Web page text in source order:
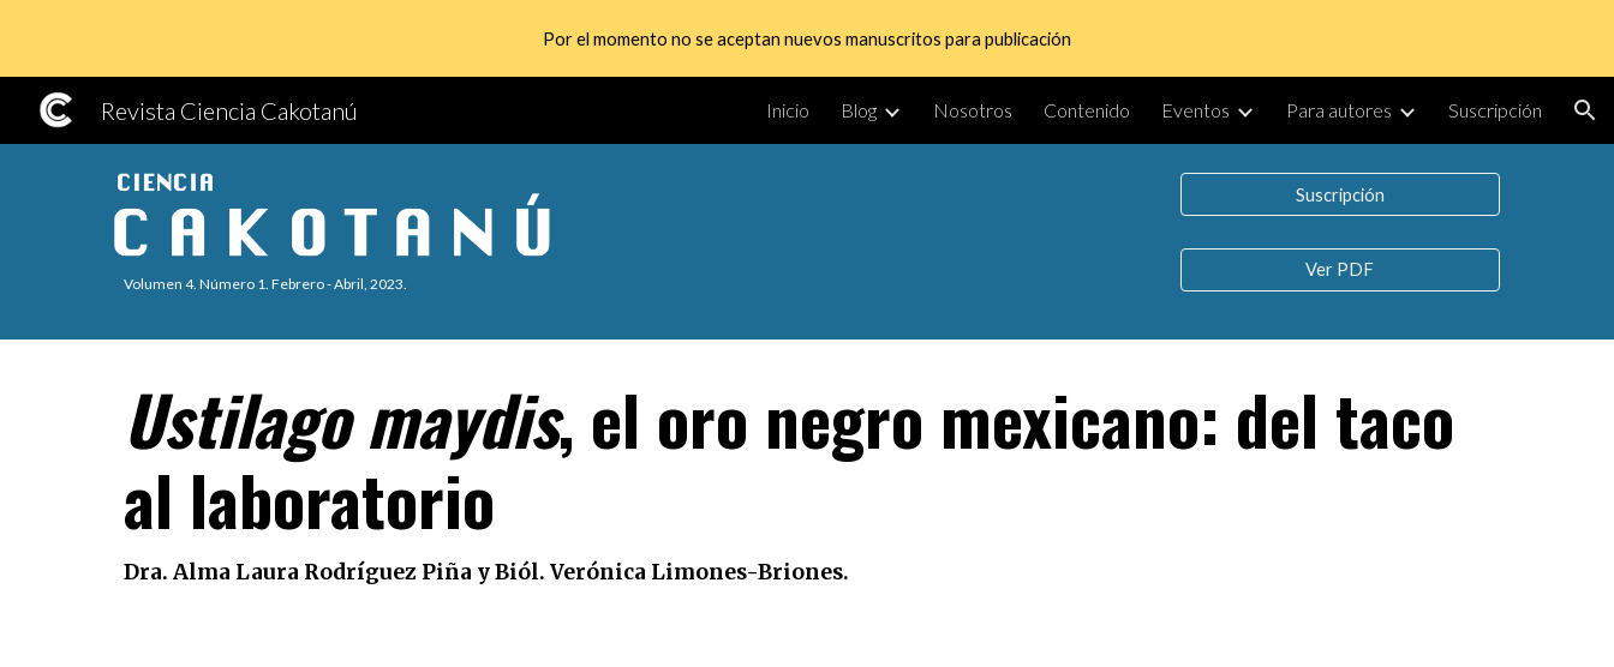
Skip to main content Skip to navigation
Por el momento no se aceptan nuevos manuscritos para publicación
Revista Ciencia Cakotanú Inicio Blog Nosotros Contenido Eventos Para autores Suscripción
Volumen 4. Número 1. Febrero- Abril, 2023.
Suscripción
Ver PDF
Ustilago maydis, el oro negro mexicano: del taco
al laboratorio
Dra. Alma Laura Rodríguez Piña y Biól. Verónica Limones-Briones.